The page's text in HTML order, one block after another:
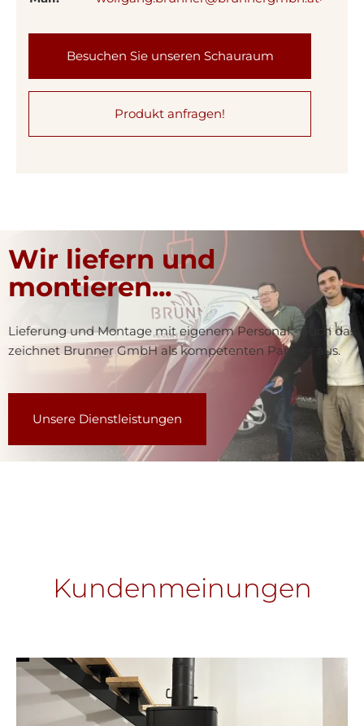
Besuchen Sie unseren Schauraum
Produkt anfragen!
Wir liefern und
montieren...
Lieferung und Montage mit eigenem Personal - auch das
zeichnet Brunner GmbH als kompetenten Partner aus.
Unsere Dienstleistungen
Kundenmeinungen